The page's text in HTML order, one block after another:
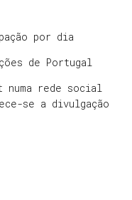
por dia
de Portugal
rede social
se a divulgação